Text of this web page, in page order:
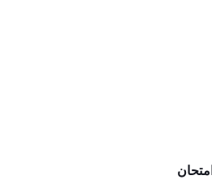
امتحان